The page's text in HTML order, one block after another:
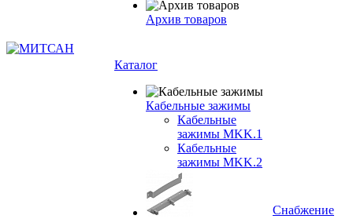
Архив товаров
Каталог
Кабельные зажимы
Кабельные
зажимы MKK.1
Кабельные
зажимы MKK.2
Снабжение